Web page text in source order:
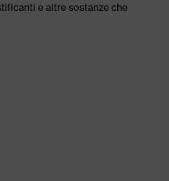
e altre sostanze che